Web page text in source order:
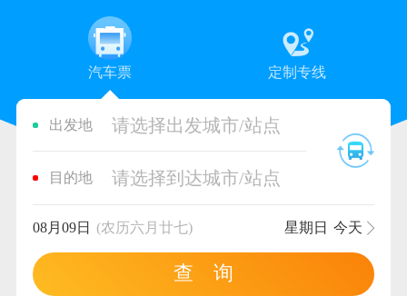
汽车票 定制专线
出发地 请选择出发城市/站点
目的地 请选择到达城市/站点
08月09日 (农历六月廿七) 星期日 今天
查 询